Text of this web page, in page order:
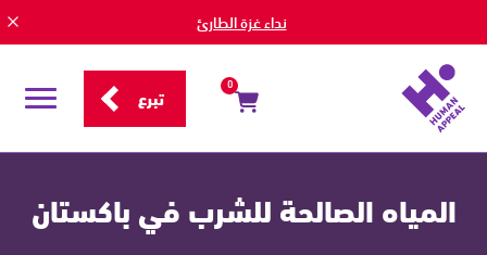
نداء غزة الطارئ
0 تبرع
قائمة
المياه الصالحة للشرب في باكستان